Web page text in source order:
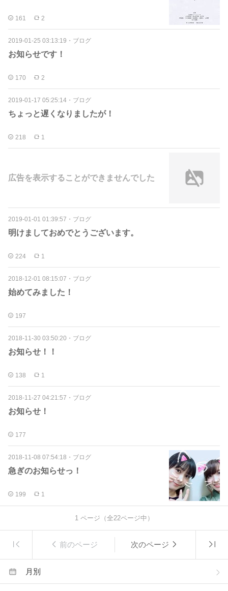
161 2
2019-01-25 03:13:19 ・ ブログ
お知らせです！
170 2
2019-01-17 05:25:14 ・ ブログ
ちょっと遅くなりましたが！
218 1
広告を表示することができませんでした
2019-01-01 01:39:57 ・ ブログ
明けましておめでとうございます。
224 1
2018-12-01 08:15:07 ・ ブログ
始めてみました！
197
2018-11-30 03:50:20 ・ ブログ
お知らせ！！
138 1
2018-11-27 04:21:57 ・ ブログ
お知らせ！
177
2018-11-08 07:54:18 ・ ブログ
急ぎのお知らせっ！
199 1
1ページ（全22ページ中）
前のページ 次のページ
月別